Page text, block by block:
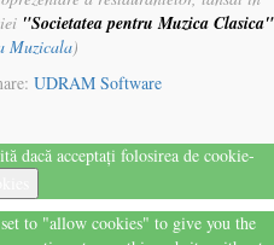
"Societatea pentru Muzica Clasica"
Muzicala)
UDRAM Software
dacă acceptați folosirea de cookie-
to "allow cookies" to give you the